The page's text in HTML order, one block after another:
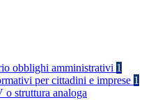
obblighi amministrativi 1
per cittadini e imprese 1
struttura analoga